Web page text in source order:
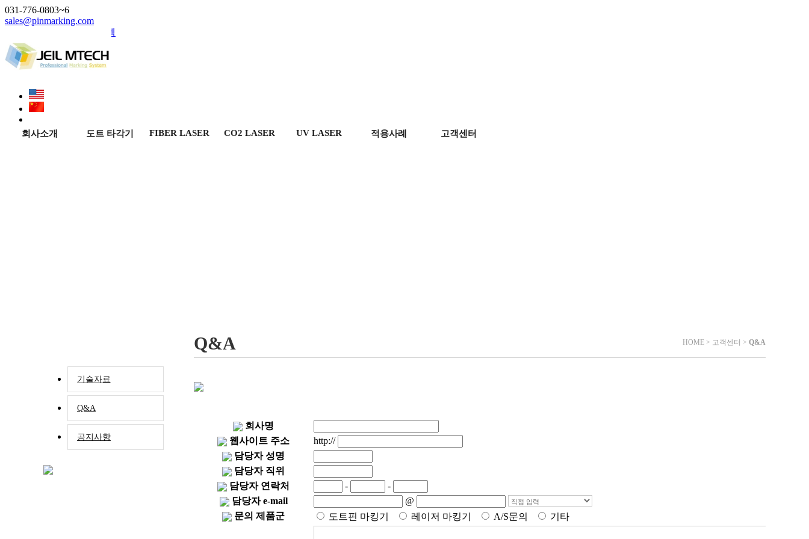
031-776-0803~6
sales@pinmarking.com
홈페이지 제작 미래시스템
회사소개 도트 타각기 FIBER LASER CO2 LASER UV LASER 적용사례 고객센터
기술자료
Q&A
공지사항
Q&A HOME > 고객센터 > Q&A
회사명
웹사이트 주소
http://
담당자 성명
담당자 직위
담당자 연락처
-
-
담당자 e-mail
@
문의 제품군
도트핀 마킹기 레이저 마킹기 A/S문의 기타